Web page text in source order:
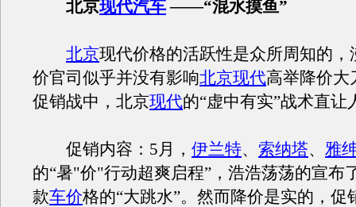
北京现代汽车——“混水摸鱼”
北京现代价格的活跃性是众所周知的，
价官司似乎并没有影响北京现代高举降价大
促销战中，北京现代的“虚中有实”战术直让
促销内容：5月， 伊兰特、 索纳塔、 雅
的“暑"价"行动超爽启程”，浩浩荡荡的宣布
款车价格的“大跳水”。然而降价是实的，促